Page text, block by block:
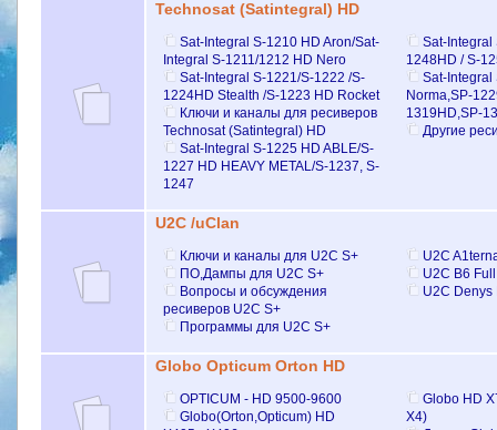
Technosat (Satintegral) HD
Sat-Integral S-1210 HD Aron/Sat-
Integral S-1211/1212 HD Nero
Sat-Integral S-1221/S-1222 /S-
1224HD Stealth /S-1223 HD Rocket
Ключи и каналы для ресиверов
Technosat (Satintegral) HD
Sat-Integral S-1225 HD ABLE/S-
1227 HD HEAVY METAL/S-1237, S-
1247
Sat-Integral
1248HD / S-
Sat-Integral
Norma,SP-
1319HD,SP-
Другие
U2C /uClan
Ключи и каналы для U2C S+
ПО,Дампы для U2C S+
Вопросы и обсуждения
ресиверов U2C S+
Программы для U2C S+
U2C
U2C B6
U2C Denys
Globo Opticum Orton HD
OPTICUM - HD 9500-9600
Globo(Orton,Optiсum) HD
Globo HD
Х4)